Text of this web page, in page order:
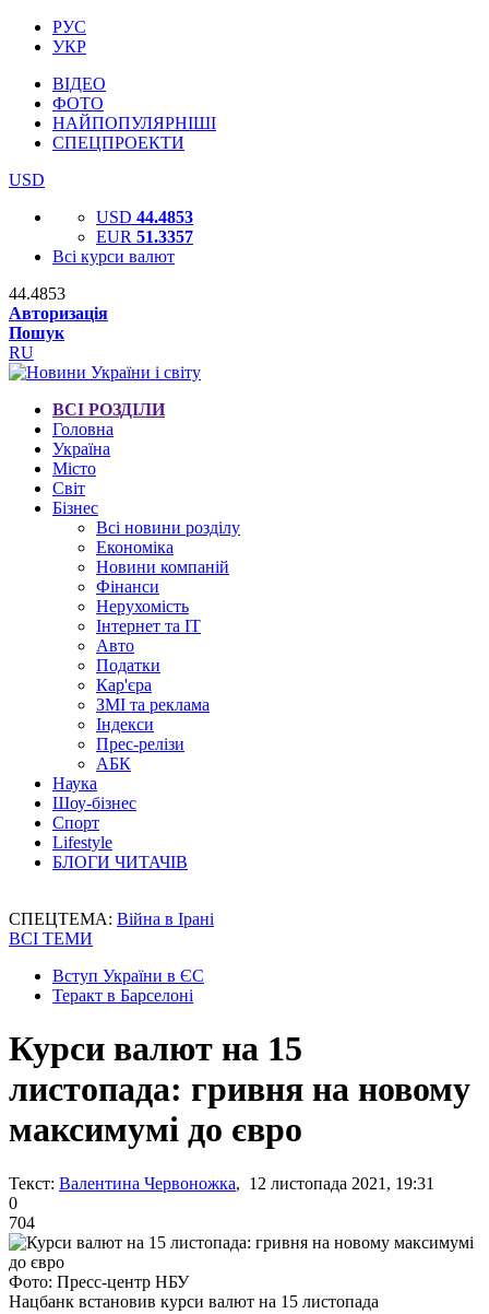
РУС
УКР
ВІДЕО
ФОТО
НАЙПОПУЛЯРНІШІ
СПЕЦПРОЕКТИ
USD
USD 44.4853
EUR 51.3357
Всі курси валют
44.4853
Авторизація
Пошук
RU
ВСІ РОЗДІЛИ
Головна
Україна
Місто
Світ
Бізнес
Всі новини розділу
Економіка
Новини компаній
Фінанси
Нерухомість
Інтернет та IT
Авто
Податки
Кар'єра
ЗМІ та реклама
Індекси
Прес-релізи
АБК
Наука
Шоу-бізнес
Спорт
Lifestyle
БЛОГИ ЧИТАЧІВ
СПЕЦТЕМА: Війна в Ірані
ВСІ ТЕМИ
Вступ України в ЄС
Теракт в Барселоні
Курси валют на 15
листопада: гривня на новому
максимумі до євро
Текст: Валентина Червоножка, 12 листопада 2021, 19:31
0
704
Фото: Пресс-центр НБУ
Нацбанк встановив курси валют на 15 листопада